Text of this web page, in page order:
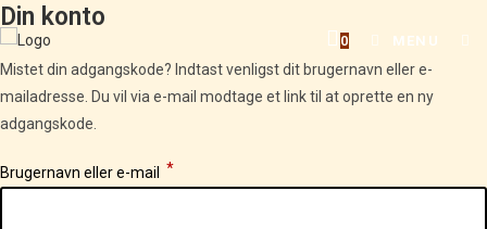
Skip
content
0 MENU
Din konto
Mistet din adgangskode? Indtast venligst dit brugernavn eller e-
mailadresse. Du vil via e-mail modtage et link til at oprette en ny
adgangskode.
Brugernavn eller e-mail *